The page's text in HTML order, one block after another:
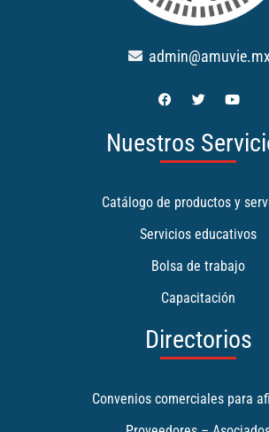
Nuestros
Catálogo de productos y
Servicios educativos
Bolsa de trabajo
Capacitación
Directorios
Convenios comerciales para